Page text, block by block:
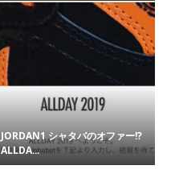
JORDAN1 シャタバのオファー!?
ALLDA...